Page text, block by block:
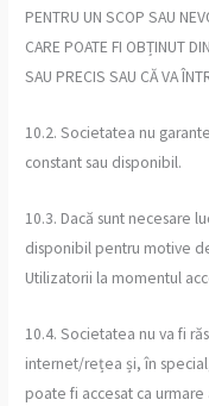
PENTRU UN SCOP SAU
CARE POATE FI OBȚINUT
SAU PRECIS SAU CĂ VA
10.2. Societatea nu
constant sau disponibil.
10.3. Dacă sunt necesare
disponibil pentru motive
Utilizatorii la momentul
10.4. Societatea nu va fi
internet/rețea și, în
poate fi accesat ca